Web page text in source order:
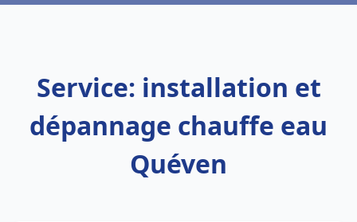
Service: installation et
dépannage chauffe eau
Quéven